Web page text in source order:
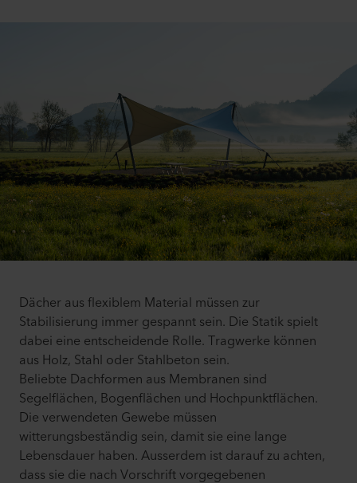
Dächer aus flexiblem Material müssen zur
Stabilisierung immer gespannt sein. Die Statik spielt
dabei eine entscheidende Rolle. Tragwerke können
aus Holz, Stahl oder Stahlbeton sein.
Beliebte Dachformen aus Membranen sind
Segelflächen, Bogenflächen und Hochpunktflächen.
Die verwendeten Gewebe müssen
witterungsbeständig sein, damit sie eine lange
Lebensdauer haben. Ausserdem ist darauf zu achten,
dass sie die nach Vorschrift vorgegebenen